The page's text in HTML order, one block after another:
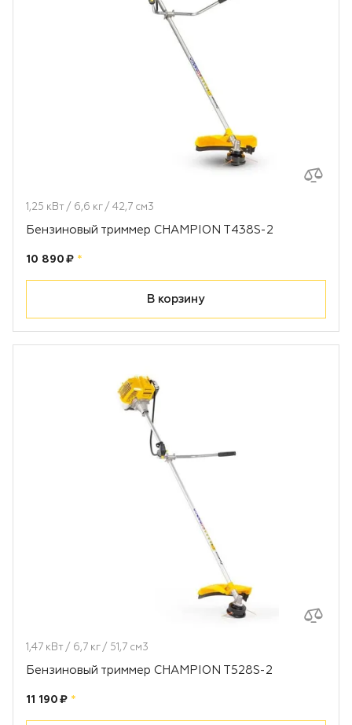
1,25 кВт / 6,6 кг / 42,7 см3
Бензиновый триммер CHAMPION T438S-2
Цена:
10 890 ₽ рублей
*
В корзину
1,47 кВт / 6,7 кг / 51,7 см3
Бензиновый триммер CHAMPION T528S-2
Цена:
11 190 ₽ рублей
*